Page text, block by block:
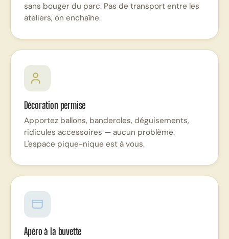
sans bouger du parc. Pas de transport entre les
ateliers, on enchaîne.
Décoration permise
Apportez ballons, banderoles, déguisements,
ridicules accessoires — aucun problème.
L'espace pique-nique est à vous.
Apéro à la buvette